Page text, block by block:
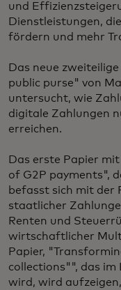
und
Dienstleistungen,
fördern und mehr
Das neue
public purse" von
untersucht, wie
digitale Zahlungen
erreichen.
Das erste Papier
of G2P payments",
befasst sich mit der
staatlicher
Renten und
wirtschaftlicher
Papier,
collections" ", das
wird, wird